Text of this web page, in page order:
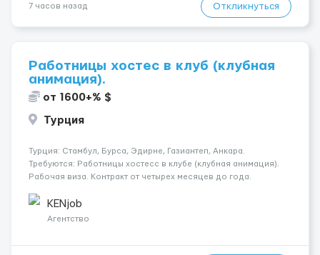
7 часов назад Откликнуться
Работницы хостес в клуб (клубная
анимация).
от 1600+% $
Турция
Турция: Стамбул, Бурса, Эдирне, Газиантеп, Анкара.
Требуются: Работницы хостесc в клубе (клубная анимация).
Рабочая виза. Контракт от четырех месяцев до года.
страховка. Высокая зарплата + %. Легально. Безопасно.
*Коммуникабел...
KENjob
Агентство